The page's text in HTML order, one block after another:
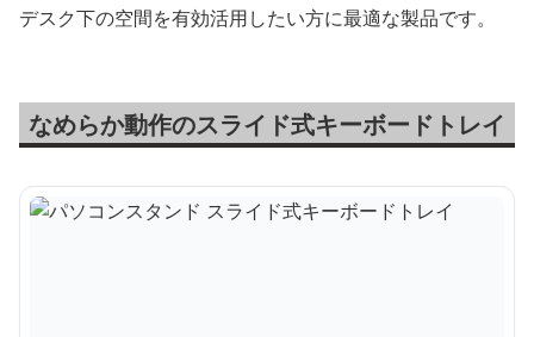
デスク下の空間を有効活用したい方に最適な製品です。
なめらか動作のスライド式キーボードトレイ